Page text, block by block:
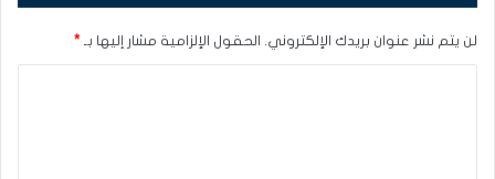
لن يتم نشر عنوان بريدك الإلكتروني. الحقول الإلزامية مشار إليها بـ *